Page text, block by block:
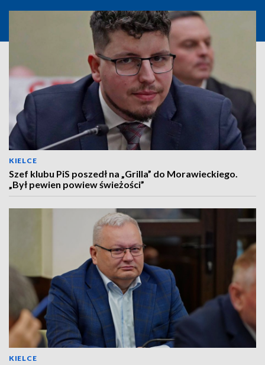
KIELCE
Szef klubu PiS poszedł na „Grilla” do Morawieckiego.
„Był pewien powiew świeżości”
KIELCE